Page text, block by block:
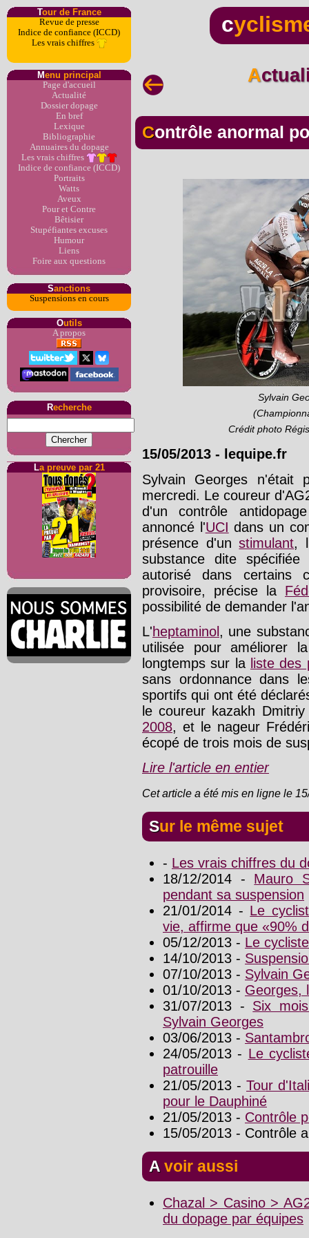
Tour de France
Revue de presse
Indice de confiance (ICCD)
Les vrais chiffres
Menu principal
Page d'accueil
Actualité
Dossier dopage
En bref
Lexique
Bibliographie
Annuaires du dopage
Les vrais chiffres
Indice de confiance (ICCD)
Portraits
Watts
Aveux
Pour et Contre
Bêtisier
Stupéfiantes excuses
Humour
Liens
Foire aux questions
Sanctions
Suspensions en cours
Outils
A propos
Recherche
La preuve par 21
c
Contrôle anormal
Sylvain
Crédit photo
15/05/2013 - lequipe.fr
Sylvain Georges
mercredi. Le coureur
d'un contrôle
annoncé l'UCI dans un
présence d'unstimulant,
substance dite
autorisé dans certains
provisoire, précise la
possibilité de demander
L'heptaminol , une
utilisée pour améliorer
longtemps sur la liste des
sans ordonnance dans
sportifs qui ont été
le coureur kazakh
2008, et le nageur
écopé de trois mois de
Lire l'article en entier
Cet article a été mis en ligne le
Sur le même sujet
- Les vrais chiffres du
18/12/2014 - Mauro
pendant sa suspension
21/01/2014 - Le
vie, affirme que «90%
05/12/2013 - Le
14/10/2013 -
07/10/2013 - Sylvain
01/10/2013 - Georges,
31/07/2013 - Six
Sylvain Georges
03/06/2013 -
24/05/2013 - Le
patrouille
21/05/2013 - Tour
pour le Dauphiné
21/05/2013 - Contrôle
15/05/2013 - Contrôle
A voir aussi
Chazal > Casino >
du dopage par équipes